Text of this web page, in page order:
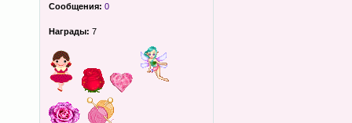
Сообщения: 0
Награды: 7